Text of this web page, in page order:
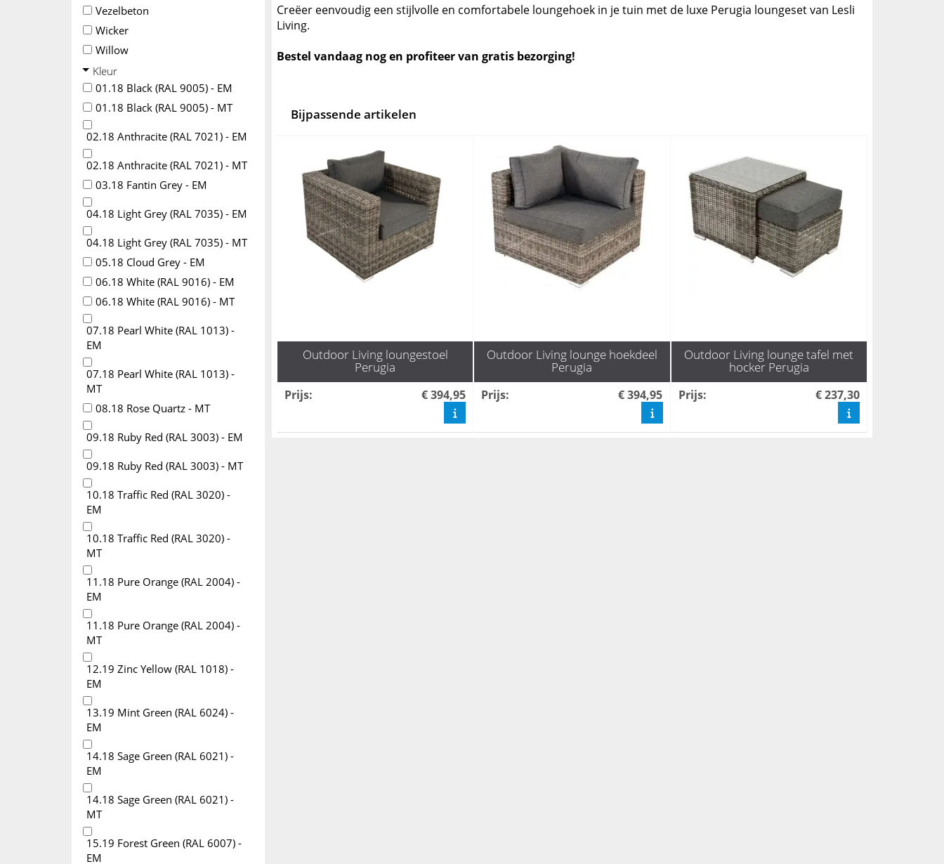
Vezelbeton
Wicker
Willow
Kleur
01.18 Black (RAL 9005) - EM
01.18 Black (RAL 9005) - MT
02.18 Anthracite (RAL 7021) - EM
02.18 Anthracite (RAL 7021) - MT
03.18 Fantin Grey - EM
04.18 Light Grey (RAL 7035) - EM
04.18 Light Grey (RAL 7035) - MT
05.18 Cloud Grey - EM
06.18 White (RAL 9016) - EM
06.18 White (RAL 9016) - MT
07.18 Pearl White (RAL 1013) -
EM
07.18 Pearl White (RAL 1013) -
MT
08.18 Rose Quartz - MT
09.18 Ruby Red (RAL 3003) - EM
09.18 Ruby Red (RAL 3003) - MT
10.18 Traffic Red (RAL 3020) -
EM
10.18 Traffic Red (RAL 3020) -
MT
11.18 Pure Orange (RAL 2004) -
EM
11.18 Pure Orange (RAL 2004) -
MT
12.19 Zinc Yellow (RAL 1018) -
EM
13.19 Mint Green (RAL 6024) -
EM
14.18 Sage Green (RAL 6021) -
EM
14.18 Sage Green (RAL 6021) -
MT
15.19 Forest Green (RAL 6007) -
EM
Creëer eenvoudig een stijlvolle en comfortabele loungehoek in je tuin met de luxe Perugia loungeset van Lesli
Living.
Bestel vandaag nog en profiteer van gratis bezorging!
Bijpassende artikelen
Outdoor Living loungestoel
Perugia
Prijs: € 394,95
Outdoor Living lounge hoekdeel
Perugia
Prijs: € 394,95
Outdoor Living lounge tafel met
hocker Perugia
Prijs: € 237,30